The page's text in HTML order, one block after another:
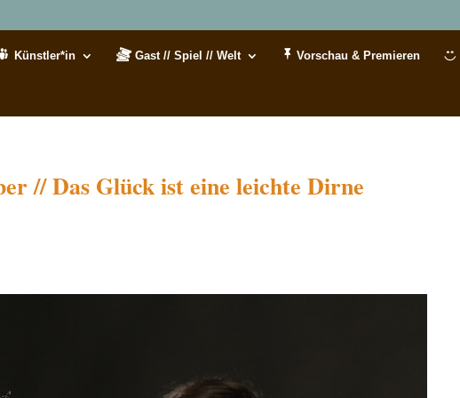
Künstler*in Gast // Spiel // Welt Vorschau & Premieren
// Das Glück ist eine leichte Dirne